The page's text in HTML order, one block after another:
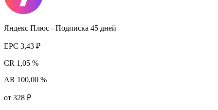
Яндекс Плюс - Подписка 45 дней
EPC 3,43 ₽
CR 1,05 %
AR 100,00 %
от 328 ₽